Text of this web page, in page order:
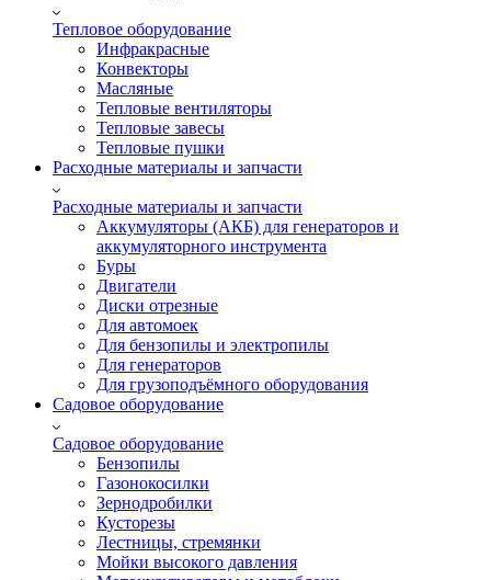
Тепловое оборудование
Инфракрасные
Конвекторы
Масляные
Тепловые вентиляторы
Тепловые завесы
Тепловые пушки
Расходные материалы и запчасти
Расходные материалы и запчасти
Аккумуляторы (АКБ) для генераторов и
аккумуляторного инструмента
Буры
Двигатели
Диски отрезные
Для автомоек
Для бензопилы и электропилы
Для генераторов
Для грузоподъёмного оборудования
Садовое оборудование
Садовое оборудование
Бензопилы
Газонокосилки
Зернодробилки
Кусторезы
Лестницы, стремянки
Мойки высокого давления